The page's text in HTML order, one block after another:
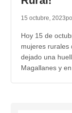
15 octubre, 2023
Hoy 15 de
mujeres rurales
dejado una
Magallanes y